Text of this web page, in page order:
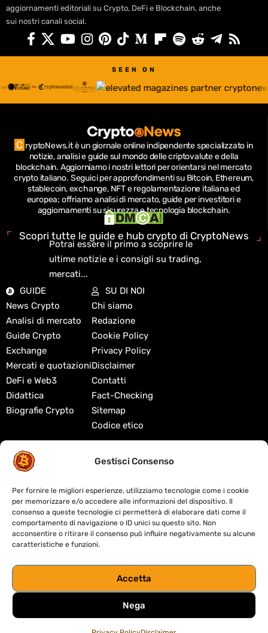
Gestisci Consenso
Per fornire le migliori esperienze, utilizziamo tecnologie come i cookie
per memorizzare e/o accedere alle informazioni del dispositivo. Il
consenso a queste tecnologie ci permetterà di elaborare dati come il
comportamento di navigazione o ID unici su questo sito. Non
acconsentire o ritirare il consenso può influire negativamente su alcune
caratteristiche e funzioni.
Accetta
Nega
aggiornamenti editoriali su Crypto, DeFi e Blockchain, anche
sui nostri canali social.
SEEN ON
C ryptoNews.it è un giornale online indipendente specializzato in
notizie, analisi e guide sul mondo delle criptovalute e della
blockchain. Aggiorniamo i nostri lettori per orientarsi nel mercato
crypto italiano. Seguici per approfondimenti su Bitcoin, Ethereum,
stablecoin, exchange, NFT e regolamentazione italiana ed
europea; offriamo analisi di mercato, guide per investitori e
aggiornamenti su sicurezza e tecnologia blockchain.
Scopri tutte le guide e hub crypto di CryptoNews
Potrai essere il primo a scoprire le
ultime notizie e i consigli su trading,
mercati...
GUIDE
News Crypto
Analisi di mercato
Guide Crypto
Exchange
Mercati e quotazioni
DeFi e Web3
Didattica
Biografie Crypto
SU DI NOI
Chi siamo
Redazione
Cookie Policy
Privacy Policy
Disclaimer
Contatti
Fact-Checking
Sitemap
Codice etico
Strumenti isorse
Come comprare Bitcoin in
Italia
Migliori exchange crypto
Migliori wallet crypto
Tasse criptovalute in Italia
Cos'è la blockchain